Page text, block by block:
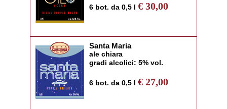
6 bot. da 0,5 l € 30,00
Santa Maria
ale chiara
gradi alcolici: 5% vol.
6 bot. da 0,5 l € 27,00